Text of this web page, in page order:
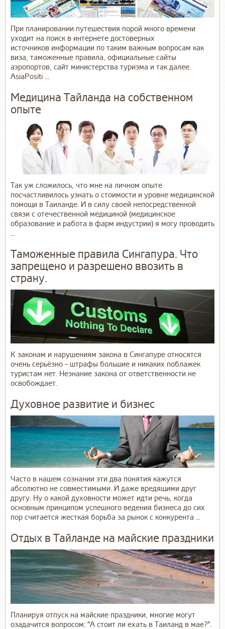
При планировании путешествия порой много времени
уходит на поиск в интернете достоверных
источников информации по таким важным вопросам как
виза, таможенные правила, официальные сайты
аэропортов, сайт министерства туризма и так далее.
AsiaPositi ...
Медицина Тайланда на собственном
опыте
Так уж сложилось, что мне на личном опыте
посчастливилось узнать о стоимости и уровне медицинской
помощи в Таиланде. И в силу своей непосредственной
связи с отечественной медициной (медицинское
образование и работа в фарм индустрии) я могу проводить
...
Таможенные правила Сингапура. Что
запрещено и разрешено ввозить в
страну.
К законам и нарушениям закона в Сингапуре относятся
очень серьёзно – штрафы большие и никаких поблажек
туристам нет. Незнание закона от ответственности не
освобождает.
Духовное развитие и бизнес
Часто в нашем сознании эти два понятия кажутся
абсолютно не совместимыми. И даже вредящими друг
другу. Ну о какой духовности может идти речь, когда
основным принципом успешного ведения бизнеса до сих
пор считается жесткая борьба за рынок с конкурента ...
Отдых в Тайланде на майские праздники
Планируя отпуск на майские праздники, многие могут
озадачится вопросом: "А стоит ли ехать в Таиланд в мае?".